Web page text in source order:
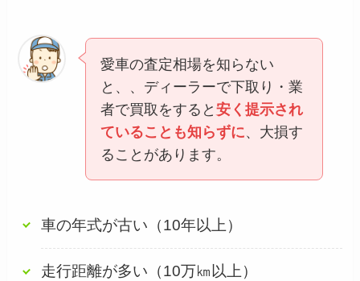
愛車の査定相場を知らない
と、、ディーラーで下取り・業
者で買取をすると安く提示され
ていることも知らずに、大損す
ることがあります。
車の年式が古い（10年以上）
走行距離が多い（10万㎞以上）